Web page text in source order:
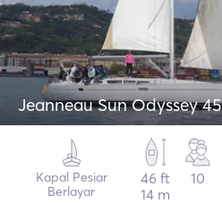
Jeanneau Sun Odyssey 45
Kapal Pesiar
Berlayar
46 ft
14 m
10